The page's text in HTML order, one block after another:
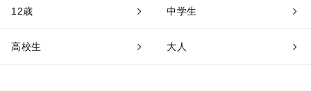
12歳 中学生
高校生 大人